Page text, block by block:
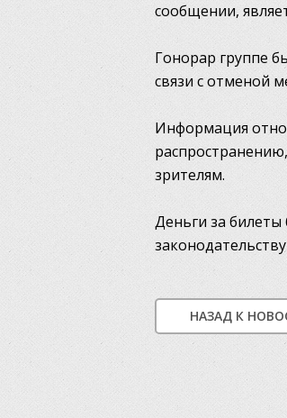
сообщении,
Гонорар группе
связи с отменой
Информация
зрителям.
Деньги за
НАЗАД К